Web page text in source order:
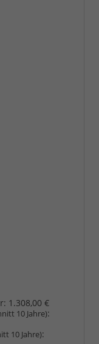
1.308,00 €
10 Jahre):
10 Jahre):